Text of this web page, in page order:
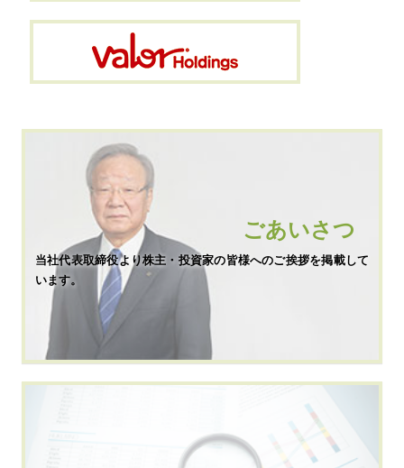
ごあいさつ
当社代表取締役より株主・投資家の皆様へのご挨拶を掲載して
います。